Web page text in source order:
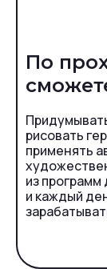
По
рисовать
применять
из программ
и каждый